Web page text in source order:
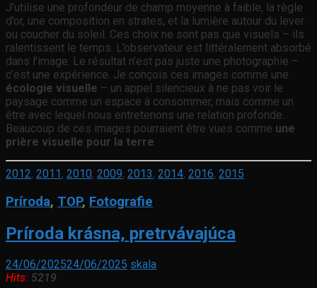
J’utilise une profondeur de champ moyenne à faible, la règle
d’or, une composition en strates, et la lumière autour du lever
ou coucher du soleil. Ces choix ne sont pas que visuels – ils
ralentissent le temps. L’observateur est littéralement absorbé
dans l’image. Le résultat n’est pas juste une photographie –
c’est une expérience. Je conçois ces images comme une
écologie visuelle – un appel silencieux à ne pas voir le
paysage comme un espace à consommer, mais comme un
être avec lequel nous entretenons une relation profonde.
Beaucoup de ces images pourraient être vues comme une
prière visuelle pour la terre.
2012, 2011 , 2010, 2009, 2013, 2014, 2016, 2015
Príroda, TOP, Fotografie
Príroda krásna, pretrvávajúca
24/06/202524/06/2025 skala
Hits: 5219